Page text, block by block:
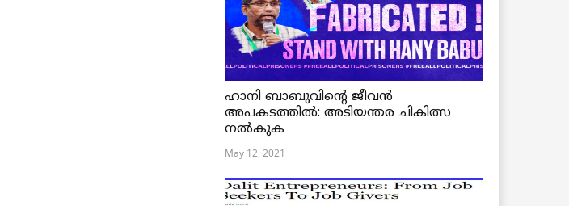
ഹാനി ബാബുവിന്റെ ജീവൻ
അപകടത്തിൽ: അടിയന്തര ചികിത്സ
നൽകുക
May 12, 2021